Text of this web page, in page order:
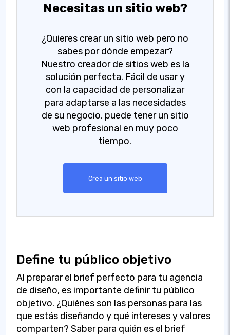
Necesitas un sitio web?
¿Quieres crear un sitio web pero no
sabes por dónde empezar?
Nuestro creador de sitios web es la
solución perfecta. Fácil de usar y
con la capacidad de personalizar
para adaptarse a las necesidades
de su negocio, puede tener un sitio
web profesional en muy poco
tiempo.
Crea un sitio web
Define tu público objetivo
Al preparar el brief perfecto para tu agencia
de diseño, es importante definir tu público
objetivo. ¿Quiénes son las personas para las
que estás diseñando y qué intereses y valores
comparten? Saber para quién es el brief